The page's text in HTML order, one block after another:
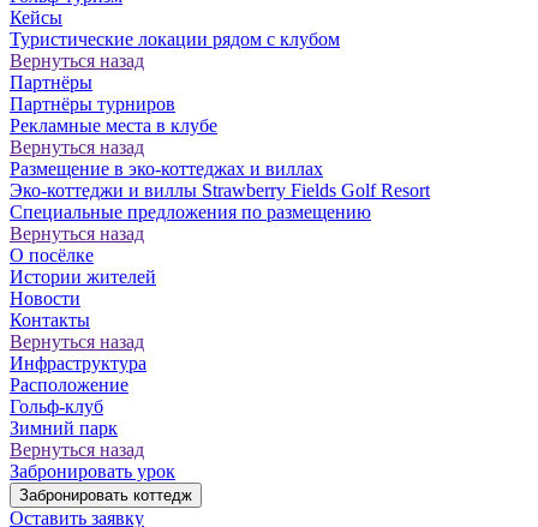
Кейсы
Туристические локации рядом с клубом
Вернуться назад
Партнёры
Партнёры турниров
Рекламные места в клубе
Вернуться назад
Размещение в эко-коттеджах и виллах
Эко-коттеджи и виллы Strawberry Fields Golf Resort
Специальные предложения по размещению
Вернуться назад
О посёлке
Истории жителей
Новости
Контакты
Вернуться назад
Инфраструктура
Расположение
Гольф-клуб
Зимний парк
Вернуться назад
Забронировать урок
Забронировать коттедж
Оставить заявку